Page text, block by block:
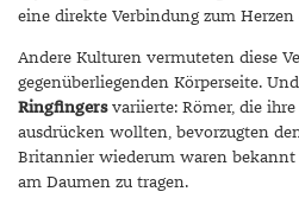
SPINELL
TANSANIT
ZIRKON
eine direkte Verbindung zum Herzen
Andere Kulturen vermuteten diese
gegenüberliegenden Körperseite.
Ringfingersvariierte: Römer, die
ausdrücken wollten, bevorzugten
Britannier wiederum waren bekannt
am Daumen zu tragen.